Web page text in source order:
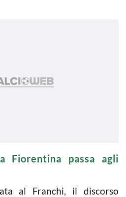
Fiorentina passa agli
al Franchi, il discorso